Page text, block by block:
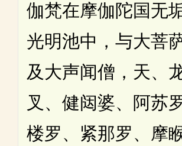
伽梵在摩伽陀国无
光明池中，与大菩
及大声闻僧，天、
叉、健闼婆、阿苏
楼罗、紧那罗、摩